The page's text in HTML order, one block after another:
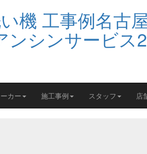
カー 施工事例 スタッフ 店